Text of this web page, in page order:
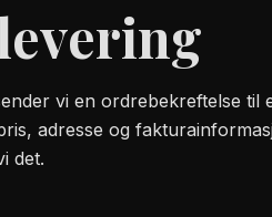
vi en ordrebekreftelse til
adresse og
det.